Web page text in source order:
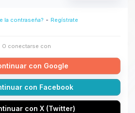
la contraseña? - Regístrate
O conectarse con
con Google
con Facebook
con X (Twitter)